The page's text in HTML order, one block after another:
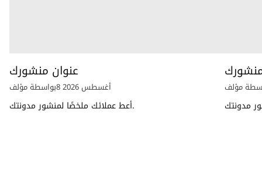
عنوان منشورك
بواسطة مؤلف 8 أغسطس 2026
أعط عملائك ملخصًا لمنشور مدونتك.
مؤلف